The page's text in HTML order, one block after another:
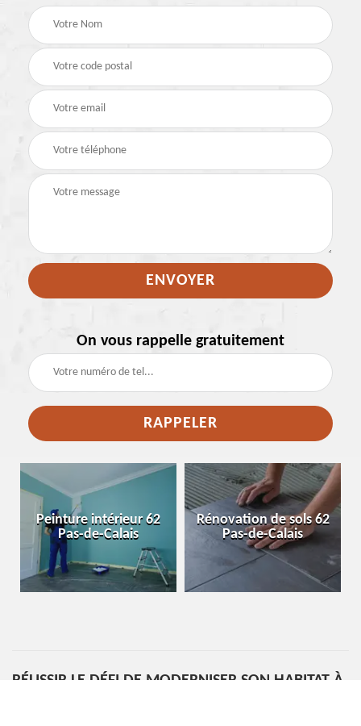
On vous rappelle gratuitement
Peinture intérieur 62
Pas-de-Calais
Rénovation de sols 62
Pas-de-Calais
RÉUSSIR LE DÉFI DE MODERNISER SON HABITAT À